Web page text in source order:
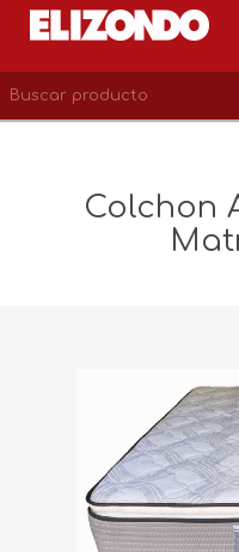
LISTA DE DESEOS 0
Colchon